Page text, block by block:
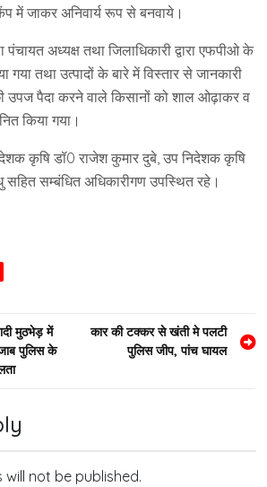
में जाकर अनिवार्य रूप से बनवाये।
अध्यक्ष तथा जिलाधिकारी द्वारा एफपीओ के
तथा उत्पादों के बारे में विस्तार से जानकारी
पैदा करने वाले किसानों को शाल ओढ़ाकर व
किया गया।
कृषि डॉ0 राजेश कुमार दुबे, उप निदेशक कृषि
सम्बंधित अधिकारीगण उपस्थित रहे।
मुठभेड़ में
पुलिस के
कार की टक्कर से खंती मे पलटी
पुलिस जीप, पांच घायल
not be published.